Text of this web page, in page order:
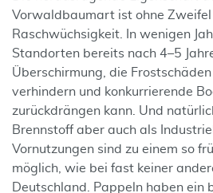
Vorwaldbaumart ist ohne Zweifel
Raschwüchsigkeit. In wenigen
Standorten bereits nach 4–5
Überschirmung, die
verhindern und konkurrierende
zurückdrängen kann. Und
Brennstoff aber auch als
Vornutzungen sind zu einem so
möglich, wie bei fast keiner
Deutschland. Pappeln haben ein